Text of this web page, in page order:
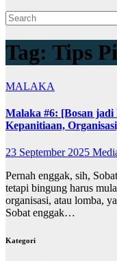
Tag: Tips
MALAKA
Malaka #6: [Bosan
Kepanitiaan,
23 September 2025
Pernah enggak, sih,
tetapi bingung harus
organisasi, atau lomba,
Sobat enggak…
Kategori